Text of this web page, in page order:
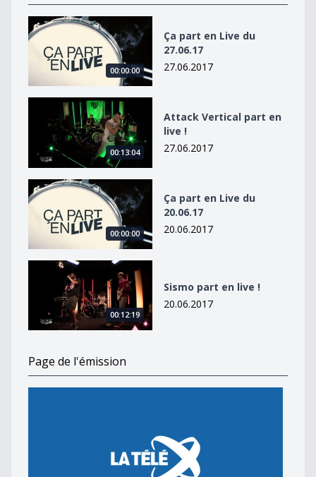
Ça part en Live du 27.06.17
00:00:00
Ça part en Live du
27.06.17
27.06.2017
Attack Vertical part en live !
00:13:04
Attack Vertical part en
live !
27.06.2017
Ça part en Live du 20.06.17
00:00:00
Ça part en Live du
20.06.17
20.06.2017
Sismo part en live !
00:12:19
Sismo part en live !
20.06.2017
Page de l'émission